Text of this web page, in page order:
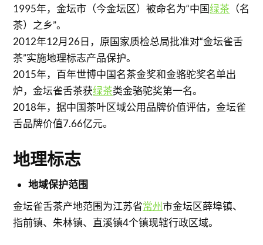
1995年，金坛市（今金坛区）被命名为“中国绿茶 （名
茶）之乡”。
2012年12月26日，原国家质检总局批准对“金坛雀舌
茶”实施地理标志产品保护。
2015年，百年世博中国名茶金奖和金骆驼奖名单出
炉，金坛雀舌茶获绿茶类金骆驼奖第一名。
2018年，据中国茶叶区域公用品牌价值评估，金坛雀
舌品牌价值7.66亿元。
地理标志
地域保护范围
金坛雀舌茶产地范围为江苏省常州市金坛区薛埠镇、
指前镇、朱林镇、直溪镇4个镇现辖行政区域。